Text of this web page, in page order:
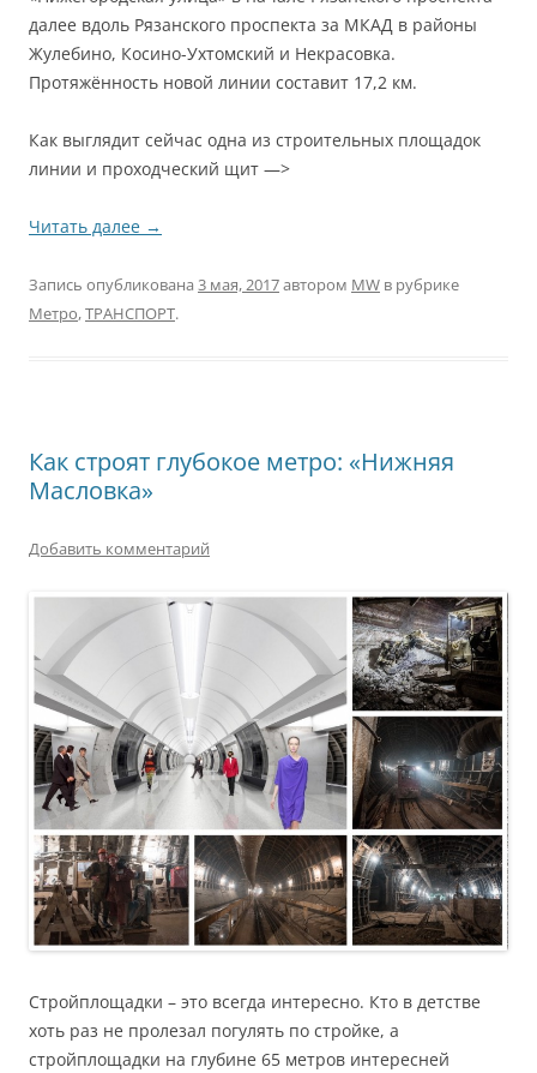
далее вдоль Рязанского проспекта за МКАД в районы
Жулебино, Косино-Ухтомский и Некрасовка.
Протяжённость новой линии составит 17,2 км.
Как выглядит сейчас одна из строительных площадок
линии и проходческий щит —>
Читать далее →
Запись опубликована 3 мая, 2017автором MW в рубрике
Метро,ТРАНСПОРТ.
Как строят глубокое метро: «Нижняя
Масловка»
Добавить комментарий
Стройплощадки – это всегда интересно. Кто в детстве
хоть раз не пролезал погулять по стройке, а
стройплощадки на глубине 65 метров интересней